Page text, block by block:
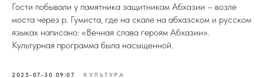
Гости побывали у памятника защитникам Абхазии – возле
моста через р. Гумиста, где на скале на абхазском и русском
языках написано: «Вечная слава героям Абхазии».
Культурная программа была насыщенной.
2025-07-30 09:07 КУЛЬТУРА